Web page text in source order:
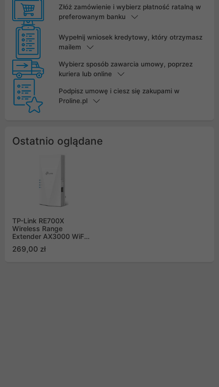
Złóż zamówienie i wybierz płatność ratalną w
preferowanym banku
Wypełnij wniosek kredytowy, który otrzymasz
mailem
Wybierz sposób zawarcia umowy, poprzez
kuriera lub online
Podpisz umowę i ciesz się zakupami w
Proline.pl
Ostatnio oglądane
TP-Link RE700X
Wireless Range
Extender AX3000 WiFi6
269,00 zł